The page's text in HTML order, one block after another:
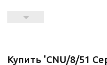
Купить 'CNU/8/51